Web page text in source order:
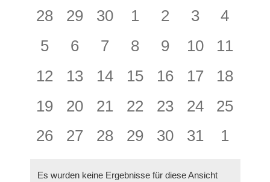
und
von
Veranstaltungen
0
Veranstaltungen,
28
0
Veranstaltungen,
29
0
Veranstaltungen,
30
0
Veranstaltungen,
1
0
2
0
3
0
4
0
Veranstaltungen,
5
0
Veranstaltungen,
6
0
Veranstaltungen,
7
0
Veranstaltungen,
8
0
9
0
10
0
11
0
Veranstaltungen,
12
0
Veranstaltungen,
13
0
Veranstaltungen,
14
0
Veranstaltungen,
15
0
16
0
17
0
18
0
Veranstaltungen,
19
0
Veranstaltungen,
20
0
Veranstaltungen,
21
0
Veranstaltungen,
22
0
23
0
24
0
25
0
26
0
27
0
28
0
29
0
30
0
31
0
1
Es wurden keine Ergebnisse für diese Ansicht